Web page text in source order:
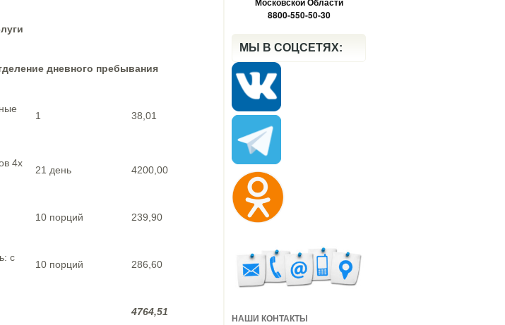
дневного пребывания
1 38,01
4х
21 день 4200,00
10 порций 239,90
с
10 порций 286,60
4764,51
8800-550-50-30
МЫ В СОЦСЕТЯХ:
НАШИ КОНТАКТЫ